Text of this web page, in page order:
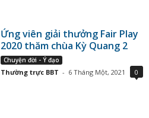
Ứng viên giải thưởng Fair Play
2020 thăm chùa Kỳ Quang 2
Chuyện đời - Ý đạo
Thường trực BBT - 6 Tháng Một, 2021 0